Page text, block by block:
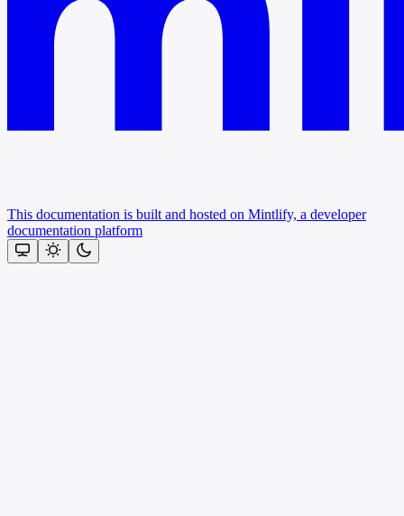
This documentation is built and hosted on Mintlify, a developer
documentation platform